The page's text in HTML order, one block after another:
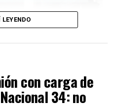
la camioneta terminó
mientras que el animal
del vehículo.
LEYENDO
con carga de
34: no